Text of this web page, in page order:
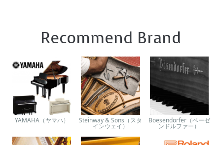
Recommend Brand
YAMAHA（ヤマハ） Steinway & Sons（スタ
インウェイ）
Boesendorfer（ベーゼ
ンドルファー）